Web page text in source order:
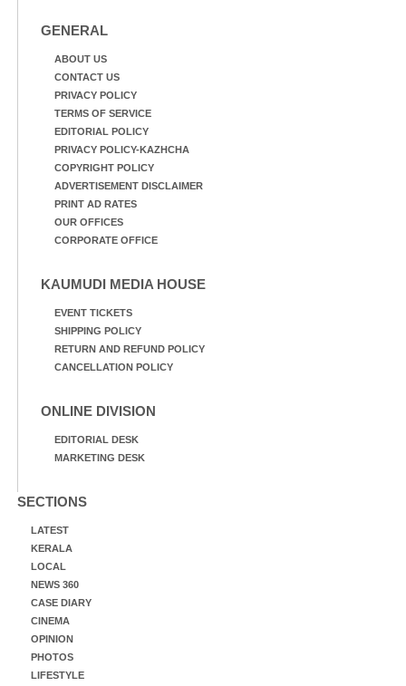
GENERAL
ABOUT US
CONTACT US
PRIVACY POLICY
TERMS OF SERVICE
EDITORIAL POLICY
PRIVACY POLICY-KAZHCHA
COPYRIGHT POLICY
ADVERTISEMENT DISCLAIMER
PRINT AD RATES
OUR OFFICES
CORPORATE OFFICE
KAUMUDI MEDIA HOUSE
EVENT TICKETS
SHIPPING POLICY
RETURN AND REFUND POLICY
CANCELLATION POLICY
ONLINE DIVISION
EDITORIAL DESK
MARKETING DESK
SECTIONS
LATEST
KERALA
LOCAL
NEWS 360
CASE DIARY
CINEMA
OPINION
PHOTOS
LIFESTYLE